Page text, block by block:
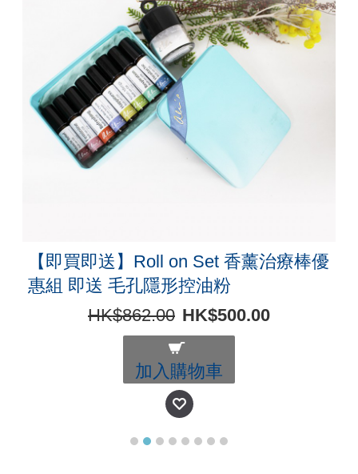
【即買即送】Roll on Set 香薰治療棒優
惠組 即送 毛孔隱形控油粉
HK$862.00 HK$500.00
加入購物車